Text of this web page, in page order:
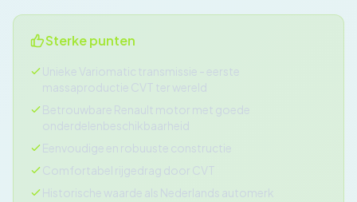
Sterke punten
Unieke Variomatic transmissie - eerste
massaproductie CVT ter wereld
Betrouwbare Renault motor met goede
onderdelenbeschikbaarheid
Eenvoudige en robuuste constructie
Comfortabel rijgedrag door CVT
Historische waarde als Nederlands automerk